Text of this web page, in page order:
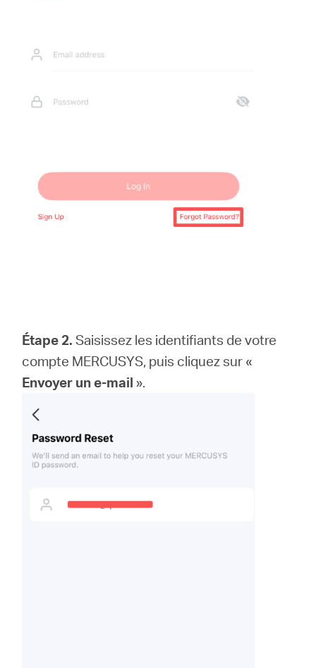
Étape 2. Saisissez les identifiants de votre
compte MERCUSYS, puis cliquez sur «
Envoyer un e-mail ».